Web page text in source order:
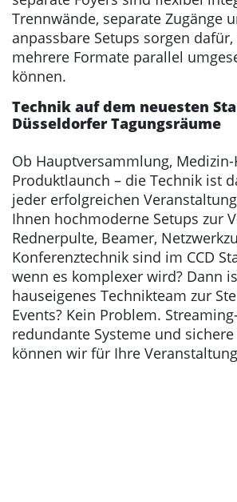
Trennwände, separate Zugänge
anpassbare Setups sorgen dafür,
mehrere Formate parallel
können.
Technik auf dem neuesten
Düsseldorfer Tagungsräume
Ob Hauptversammlung,
Produktlaunch – die Technik ist
jeder erfolgreichen
Ihnen hochmoderne Setups zur
Rednerpulte, Beamer,
Konferenztechnik sind im CCD
wenn es komplexer wird? Dann
hauseigenes Technikteam zur
Events? Kein Problem.
redundante Systeme und
können wir für Ihre